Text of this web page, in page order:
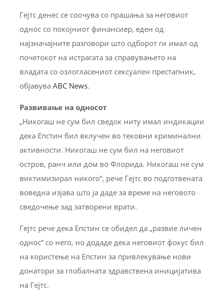
Гејтс денес се соочува со прашања за неговиот
однос со покојниот финансиер, еден од
најзначајните разговори што одборот ги имал од
почетокот на истрагата за справувањето на
владата со озлогласениот сексуален престапник,
објавува ABC News.
Развивање на односот
„Никогаш не сум бил сведок ниту имал индикации
дека Епстин бил вклучен во тековни криминални
активности. Никогаш не сум бил на неговиот
остров, ранч или дом во Флорида. Никогаш не сум
виктимизирал никого“, рече Гејтс во подготвената
воведна изјава што ја даде за време на неговото
сведочење зад затворени врати.
Гејтс рече дека Епстин се обидел да „развие личен
однос“ со него, но додаде дека неговиот фокус бил
на користење на Епстин за привлекување нови
донатори за глобалната здравствена иницијатива
на Гејтс.